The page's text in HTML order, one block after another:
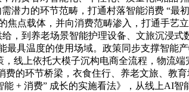
潜力的环节范畴，打通村落智能消费 “最
点载体，并向消费范畴渗入，打通手艺
，到养老场景智能护理设备、文旅沉浸式
具温度的使用场域。政策同步支撑智能产
线上依托大模子沉构电商全流程，物流端
的环节桥梁，衣食住行、养老文旅、教
+ 消费” 成长的实施看法》，从线上AI智